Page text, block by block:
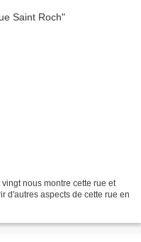
nous montre cette rue et
d'autres aspects de cette rue en